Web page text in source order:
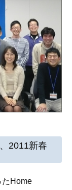
2011新春
たHome